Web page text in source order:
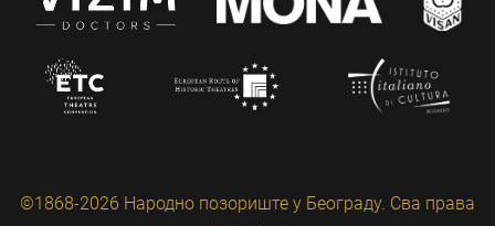
©1868-2026 Народно позориште у Београду. Сва права